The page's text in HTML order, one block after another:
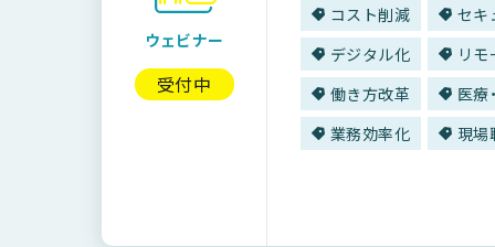
ウェビナー
受付中
コスト削減
セキ
デジタル化
リ
働き方改革
医療
業務効率化
現場